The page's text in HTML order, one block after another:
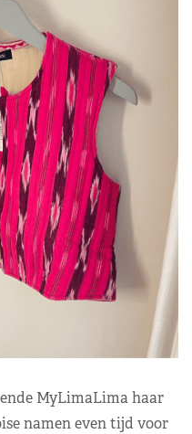
MyLimaLima haar
namen even tijd voor